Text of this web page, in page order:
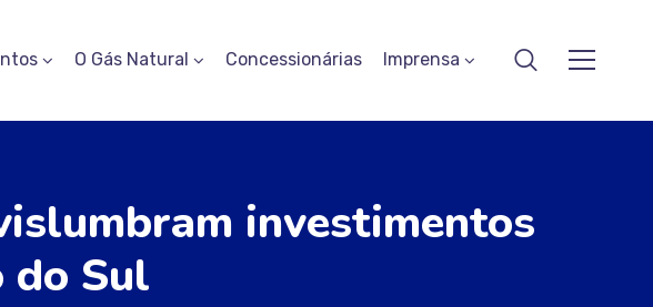
O Gás Natural Concessionárias Imprensa
investimentos
do Sul